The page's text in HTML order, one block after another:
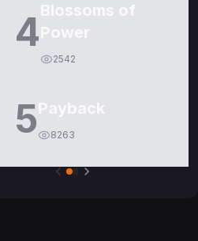
4Blossoms of
Power
2542
5Payback
8263